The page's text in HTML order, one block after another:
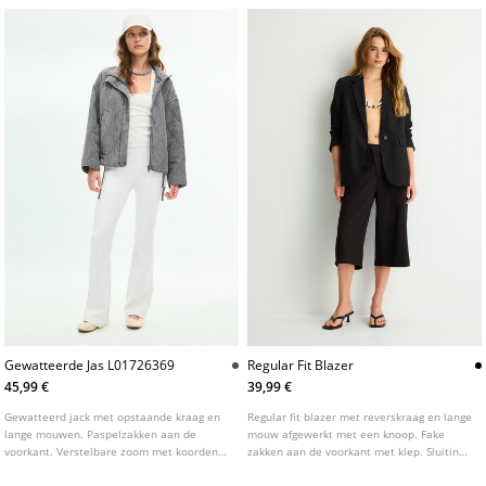
Sierstiksels. Elastische zoom.
Gewatteerde Jas L01726369
45,99 €
Gewatteerd jack met opstaande kraag en
lange mouwen. Paspelzakken aan de
voorkant. Verstelbare zoom met koorden.
Regular Fit Blazer
39,99 €
Regular fit blazer met reverskraag en lange
mouw afgewerkt met een knoop. Fake
zakken aan de voorkant met klep. Sluiting